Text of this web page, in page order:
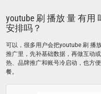
youtube 刷 播放 量 有用
安排吗？
可以，很多用户会把youtube 刷 播
推广里，先补基础数据，再做互动
热、品牌推广和账号冷启动，也方
餐。